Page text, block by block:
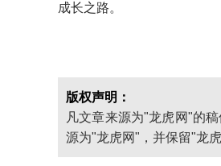
成长之路。
版权声明：
凡文章来源为"龙虎网"的
源为"龙虎网"，并保留"龙虎